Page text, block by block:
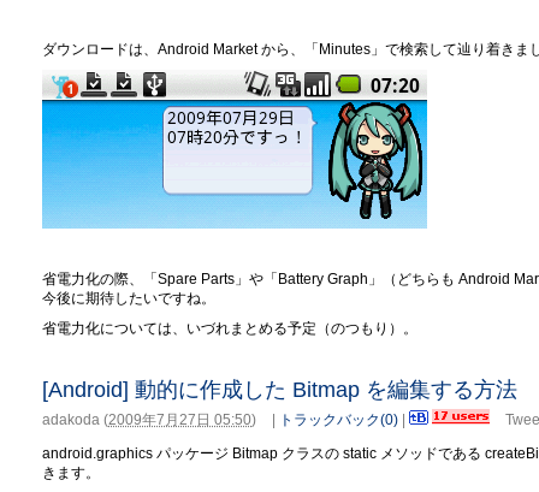
ダウンロードは、Android Market から、「Minutes」で検索して辿り着きま
省電力化の際、「Spare Parts」や「Battery Graph」（どちらも Android
今後に期待したいですね。
省電力化については、いづれまとめる予定（のつもり）。
[Android] 動的に作成した Bitmap を編集する方法
adakoda (2009年7月27日 05:50) トラックバック(0)
android.graphics パッケージ Bitmap クラスの static メソッドである
きます。